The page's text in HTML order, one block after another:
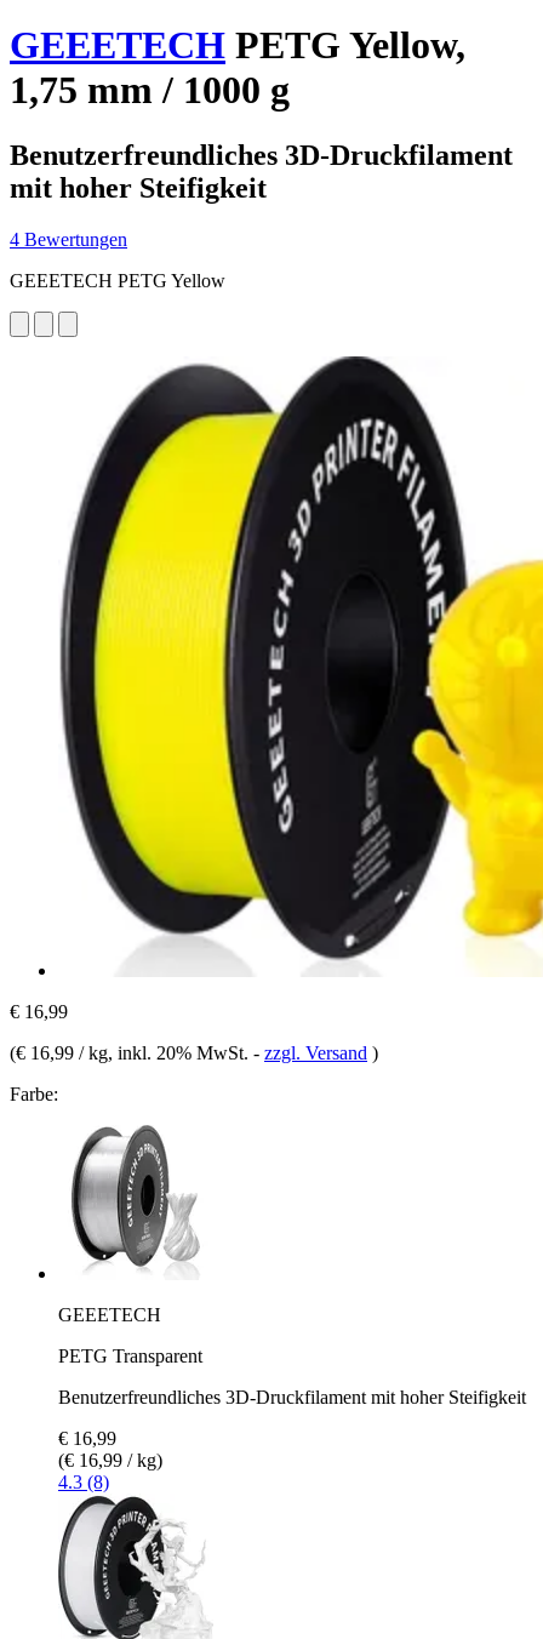
GEEETECH PETG Yellow,
1,75 mm / 1000 g
Benutzerfreundliches 3D-Druckfilament
mit hoher Steifigkeit
4 Bewertungen
GEEETECH PETG Yellow
€ 16,99
(€ 16,99 / kg, inkl. 20% MwSt. - zzgl. Versand )
Farbe:
GEEETECH
PETG Transparent
Benutzerfreundliches 3D-Druckfilament mit hoher Steifigkeit
€ 16,99
(€ 16,99 / kg)
4.3 (8)